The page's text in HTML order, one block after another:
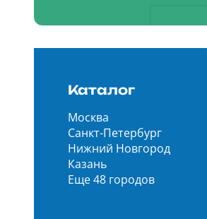
Каталог
Москва
Санкт-Петербург
Нижний Новгород
Казань
Еще 48 городов